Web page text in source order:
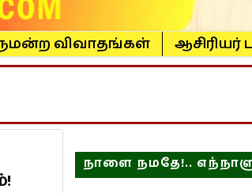
விவாதங்கள் ஆசிரியர்
நாளை நமதே!..